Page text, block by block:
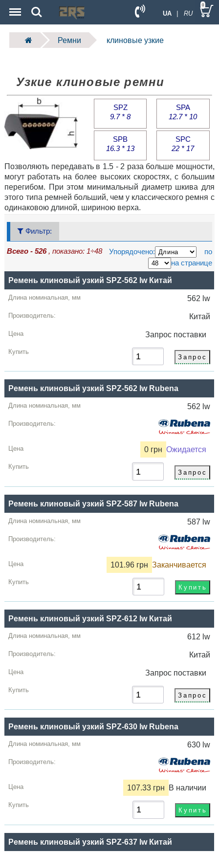
UA | RU
Search 0
Ремни клиновые узкие
Узкие клиновые ремни
SPZ
9.7 * 8
SPA
12.7 * 10
SPB
16.3 * 13
SPC
22 * 17
Позволяють передавать в 1.5 - 2 раза больше мощности,
могут работать на более высоких скоростях, с большим
перегибом. При этом минимальный диаметр шкива для
этого типа ремней больший, чем у классического ремня с
одинаковою длиной, шириною верха.
Фильтр:
Всего - 526 , показано: 1÷48 Упорядочено:
по
на странице
Название
Длина
Производитель
Цена,
Ремень клиновый узкий SPZ-562 lw Китай
562 lw
Китай
Запрос поставки
Ремень клиновый узкий SPZ-562 lw Rubena
562 lw
0 грн Ожидается
Ремень клиновый узкий SPZ-587 lw Rubena
587 lw
101.96 грн Заканчивается
Ремень клиновый узкий SPZ-612 lw Китай
612 lw
Китай
Запрос поставки
Ремень клиновый узкий SPZ-630 lw Rubena
630 lw
107.33 грн В наличии
Ремень клиновый узкий SPZ-637 lw Китай